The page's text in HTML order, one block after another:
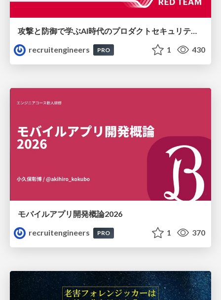
recruitengineers
PRO 1 430
モバイルアプリ開発概論2026
recruitengineers
PRO 1 370